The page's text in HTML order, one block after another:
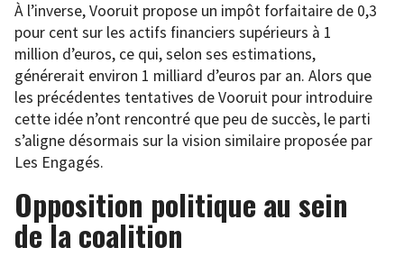
À l’inverse, Vooruit propose un impôt forfaitaire de 0,3
pour cent sur les actifs financiers supérieurs à 1
million d’euros, ce qui, selon ses estimations,
générerait environ 1 milliard d’euros par an. Alors que
les précédentes tentatives de Vooruit pour introduire
cette idée n’ont rencontré que peu de succès, le parti
s’aligne désormais sur la vision similaire proposée par
Les Engagés.
Opposition politique au sein
de la coalition